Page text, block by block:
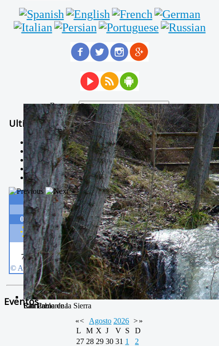
Buscar...
San Pablo
Camarena de la Sierra
Río Camarena
Ultimas Noticias
Solidaria carrera - 7 TÉRMINOS XTREM
Temporal de Febrero
Nevada Enero 2018
La estación de esquí de Javalambre abrirán este sábado
Larga vida a las escuelas
Eventos
«< Agosto 2026 >»
L
M X J V S
D
27 28 29 30 31 1
2